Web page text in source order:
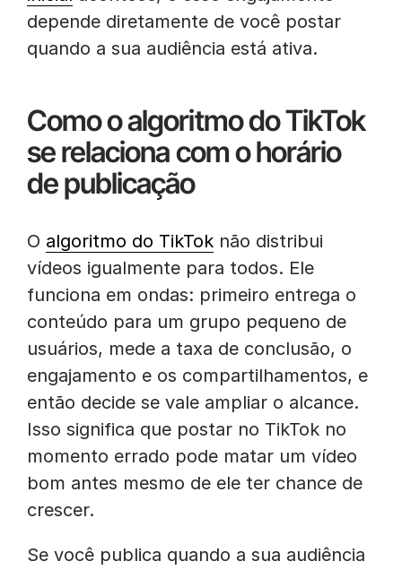
depende diretamente de você postar
quando a sua audiência está ativa.
Como o algoritmo do TikTok
se relaciona com o horário
de publicação
O algoritmo do TikTok não distribui
vídeos igualmente para todos. Ele
funciona em ondas: primeiro entrega o
conteúdo para um grupo pequeno de
usuários, mede a taxa de conclusão, o
engajamento e os compartilhamentos, e
então decide se vale ampliar o alcance.
Isso significa que postar no TikTok no
momento errado pode matar um vídeo
bom antes mesmo de ele ter chance de
crescer.
Se você publica quando a sua audiência